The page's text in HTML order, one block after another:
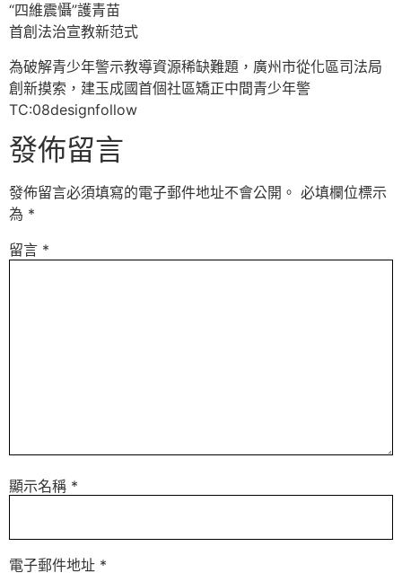
“四維震懾”護青苗
首創法治宣教新范式
為破解青少年警示教導資源稀缺難題，廣州市從化區司法局
創新摸索，建玉成國首個社區矯正中間青少年警
TC:08designfollow
發佈留言
發佈留言必須填寫的電子郵件地址不會公開。 必填欄位標示
為 *
留言 *
顯示名稱 *
電子郵件地址 *